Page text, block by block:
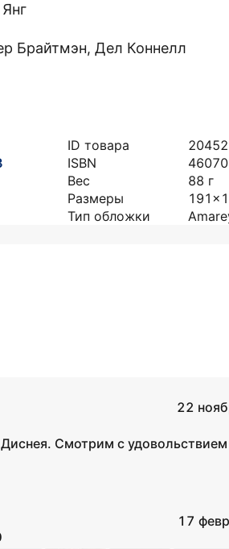
Брайтмэн, Дел Коннелл
ID товара
ISBN
Вес
88 г
Размеры
Тип обложки
22
Смотрим с удовольствием
17